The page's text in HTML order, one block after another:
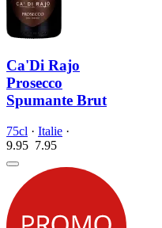
Ca'Di Rajo
Prosecco
Spumante Brut
75cl · Italie ·
9.95 7.95